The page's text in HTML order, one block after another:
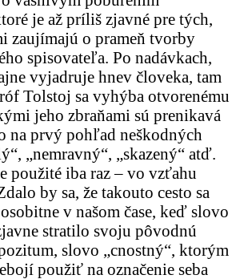
je až príliš zjavné pre tých,
zaujímajú o prameň tvorby
spisovateľa. Po nadávkach,
vyjadruje hnev človeka, tam
Tolstoj sa vyhýba otvorenému
jeho zbraňami sú prenikavá
na prvý pohľad neškodných
„nemravný“, „skazený“ atď.
použité iba raz – vo vzťahu
by sa, že takouto cesto sa
v našom čase, keď slovo
stratilo svoju pôvodnú
slovo „cnostný“, ktorým
použiť na označenie seba